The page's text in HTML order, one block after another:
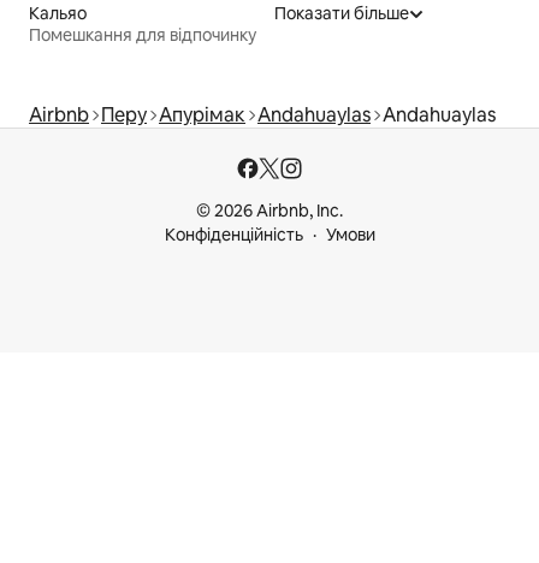
Кальяо
Помешкання для відпочинку
Показати більше
Airbnb Перу Апурімак Andahuaylas Andahuaylas
© 2026 Airbnb, Inc.
Конфіденційність
Умови